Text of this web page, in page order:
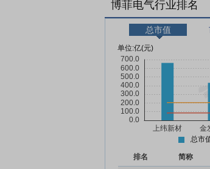
博菲电气行业排名
总市值
单位:亿(元)
总市
排名 简称